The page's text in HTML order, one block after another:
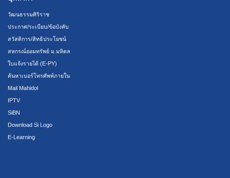
วัฒนธรรมศิริราช
ประกาศ/ระเบียบ/ข้อบังคับ
สวัสดิการ/สิทธิประโยชน์
สหกรณ์ออมทรัพย์ ม.มหิดล
ใบแจ้งรายได้ (E-PY)
ค้นหาเบอร์โทรศัพท์ภายใน
Mail Mahidol
IPTV
SiBN
Download Si Logo
E-Learning